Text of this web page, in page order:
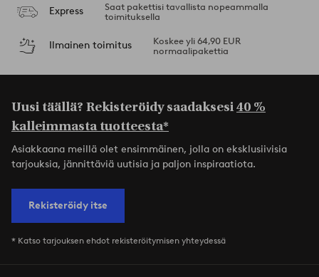
Express
Saat pakettisi tavallista nopeammalla
toimituksella
Ilmainen toimitus
Koskee yli 64,90 EUR
normaalipakettia
Uusi täällä? Rekisteröidy saadaksesi40 %
kalleimmasta tuotteesta*
Asiakkaana meillä olet ensimmäinen, jolla on eksklusiivisia
tarjouksia, jännittäviä uutisia ja paljon inspiraatiota.
Rekisteröidy itse
* Katso tarjouksen ehdot rekisteröitymisen yhteydessä